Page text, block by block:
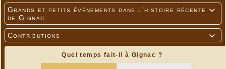

Grands et petits événements dans l'histoire récente
de Gignac

Contributions
Quel temps fait-il à Gignac ?